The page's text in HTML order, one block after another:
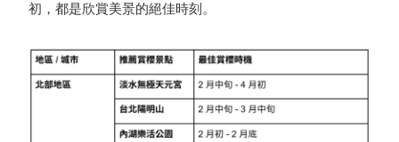
初，都是欣賞美景的絕佳時刻。